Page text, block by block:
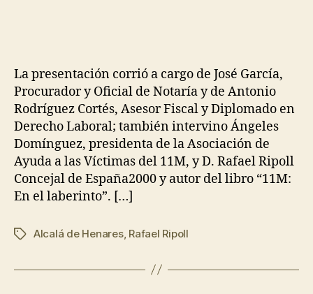
La presentación corrió a cargo de José García,
Procurador y Oficial de Notaría y de Antonio
Rodríguez Cortés, Asesor Fiscal y Diplomado en
Derecho Laboral; también intervino Ángeles
Domínguez, presidenta de la Asociación de
Ayuda a las Víctimas del 11M, y D. Rafael Ripoll
Concejal de España2000 y autor del libro “11M:
En el laberinto”. […]
Alcalá de Henares, Rafael Ripoll